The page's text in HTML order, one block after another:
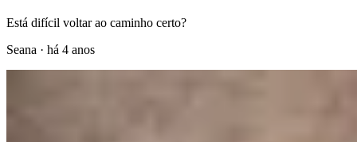
Está difícil voltar ao caminho certo?
Seana · há 4 anos